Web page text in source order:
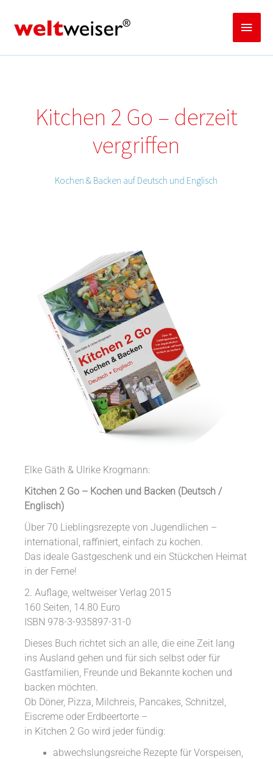
springen
Kitchen 2 Go – derzeit
vergriffen
Kochen & Backen auf Deutsch und Englisch
Elke Gäth & Ulrike Krogmann:
Kitchen 2 Go – Kochen und Backen (Deutsch /
Englisch)
Über 70 Lieblingsrezepte von Jugendlichen –
international, raffiniert, einfach zu kochen.
Das ideale Gastgeschenk und ein Stückchen Heimat
in der Ferne!
2. Auflage, weltweiser Verlag 2015
160 Seiten, 14.80 Euro
ISBN 978-3-935897-31-0
Dieses Buch richtet sich an alle, die eine Zeit lang
ins Ausland gehen und für sich selbst oder für
Gastfamilien, Freunde und Bekannte kochen und
backen möchten.
Ob Döner, Pizza, Milchreis, Pancakes, Schnitzel,
Eiscreme oder Erdbeertorte –
in Kitchen 2 Go wird jeder fündig:
abwechslungsreiche Rezepte für Vorspeisen,